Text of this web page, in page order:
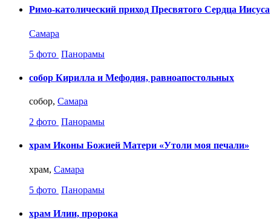
Римо-католический приход Пресвятого Сердца Иисуса
Самара
5 фото Панорамы
собор Кирилла и Мефодия, равноапостольных
собор, Самара
2 фото Панорамы
храм Иконы Божией Матери «Утоли моя печали»
храм, Самара
5 фото Панорамы
храм Илии, пророка